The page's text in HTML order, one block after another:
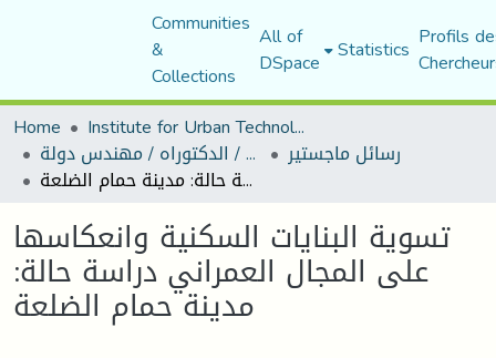
Communities
&
Collections
All of
DSpace Statistics Profils
Home
Institute for Urban Technology Management
رسائل ماجستير / الدكتوراه / مهندس دولة رسائل ماجستير
تسوية البنايات السكنية وانعكاسها على المجال العمراني دراسة حالة: مدينة حمام الضلعة
تسوية البنايات السكنية وانعكاسها
على المجال العمراني دراسة حالة:
مدينة حمام الضلعة